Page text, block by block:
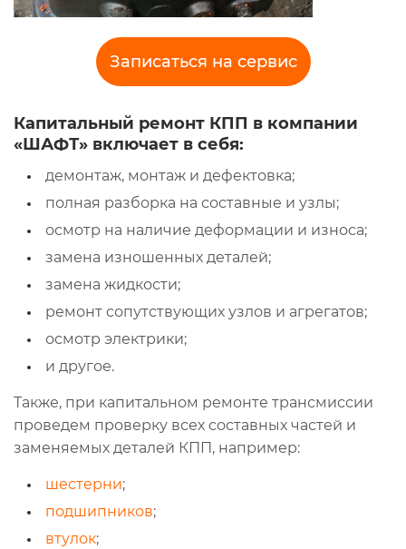
Записаться на сервис
Капитальный ремонт КПП в компании
«ШАФТ» включает в себя:
демонтаж, монтаж и дефектовка;
полная разборка на составные и узлы;
осмотр на наличие деформации и износа;
замена изношенных деталей;
замена жидкости;
ремонт сопутствующих узлов и агрегатов;
осмотр электрики;
и другое.
Также, при капитальном ремонте трансмиссии
проведем проверку всех составных частей и
заменяемых деталей КПП, например:
шестерни;
подшипников;
втулок;